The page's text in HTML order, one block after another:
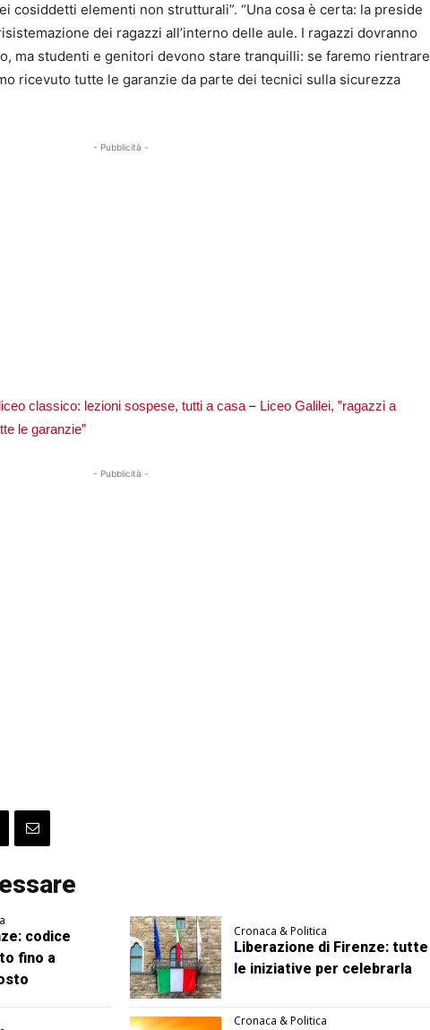
cosiddetti elementi non strutturali”. “Una cosa è certa: la preside
dei ragazzi all’interno delle aule. I ragazzi dovranno
ma studenti e genitori devono stare tranquilli: se faremo rientrare
ricevuto tutte le garanzie da parte dei tecnici sulla sicurezza
- Pubblicità -
classico: lezioni sospese, tutti a casa– Liceo Galilei, ”ragazzi a
le garanzie”
- Pubblicità -
codice
fino a
Cronaca & Politica
Liberazione di Firenze: tutte
le iniziative per celebrarla
Cronaca & Politica